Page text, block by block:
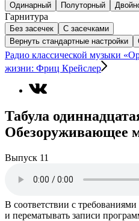
Одинарный Полуторный
Гарнитура
Без засечек
С засечками
Вернуть стандартные настройки
Радио классической музыки
жизни: Фриц Крейслер
Табула
Обезоруживающее
Выпуск 11
В соответствии с требованиями
и перематывать записи